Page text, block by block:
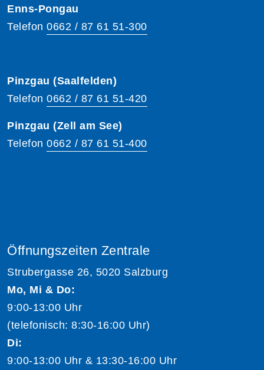
Enns-Pongau
Telefon 0662 / 87 61 51-300
Pinzgau (Saalfelden)
Telefon 0662 / 87 61 51-420
Pinzgau (Zell am See)
Telefon 0662 / 87 61 51-400
Öffnungszeiten Zentrale
Strubergasse 26, 5020 Salzburg
Mo, Mi & Do:
9:00-13:00 Uhr
(telefonisch: 8:30-16:00 Uhr)
Di:
9:00-13:00 Uhr & 13:30-16:00 Uhr